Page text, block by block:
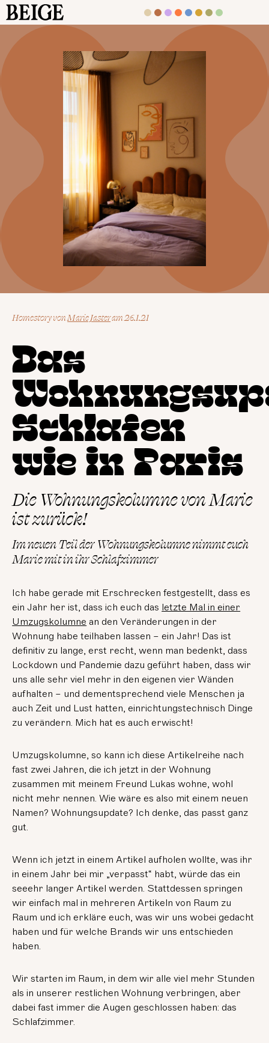
BEIGE
HomestoryvonMarie Jaster 26.1.21
Das
Schlafen
wie in Paris
Die Wohnungskolumne von Marie
ist zurück!
Im neuen Teil der Wohnungskolumne nimmt euch
Marie mit in ihr Schlafzimmer
Ich habe gerade mit Erschrecken festgestellt, dass es
ein Jahr her ist, dass ich euch das letzte Mal in einer
Umzugskolumne an den Veränderungen in der
Wohnung habe teilhaben lassen – ein Jahr! Das ist
definitiv zu lange, erst recht, wenn man bedenkt, dass
Lockdown und Pandemie dazu geführt haben, dass wir
uns alle sehr viel mehr in den eigenen vier Wänden
aufhalten – und dementsprechend viele Menschen ja
auch Zeit und Lust hatten, einrichtungstechnisch Dinge
zu verändern. Mich hat es auch erwischt!
Umzugskolumne, so kann ich diese Artikelreihe nach
fast zwei Jahren, die ich jetzt in der Wohnung
zusammen mit meinem Freund Lukas wohne, wohl
nicht mehr nennen. Wie wäre es also mit einem neuen
Namen? Wohnungsupdate? Ich denke, das passt ganz
gut.
Wenn ich jetzt in einem Artikel aufholen wollte, was ihr
in einem Jahr bei mir „verpasst“ habt, würde das ein
seeehr langer Artikel werden. Stattdessen springen
wir einfach mal in mehreren Artikeln von Raum zu
Raum und ich erkläre euch, was wir uns wobei gedacht
haben und für welche Brands wir uns entschieden
haben.
Wir starten im Raum, in dem wir alle viel mehr Stunden
als in unserer restlichen Wohnung verbringen, aber
dabei fast immer die Augen geschlossen haben: das
Schlafzimmer.